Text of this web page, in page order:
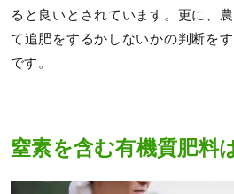
ると良いとされています。更に、
て追肥をするかしないかの判断を
です。
窒素を含む有機質肥料